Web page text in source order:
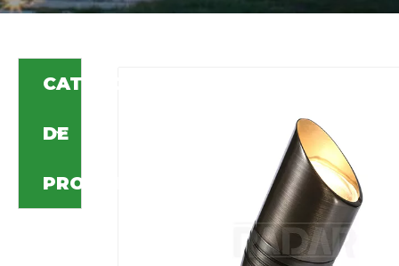
CATÉGORIE
DE
PRODUIT